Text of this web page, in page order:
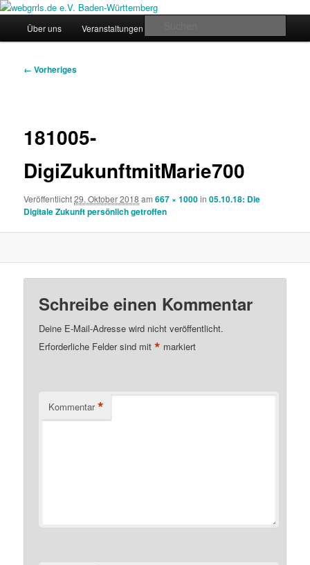
Zum
primären
webgrrls.de e.V. Baden-
Regiogruppe Baden-Württemberg der webgrrls.de e.V.
HauptmenüÜber uns Veranstaltungen
Bilder-
← Vorheriges
181005-
DigiZukunftmitMarie700
Veröffentlicht29. Oktober 2018 am667 × 1000in05.10.18: Die
Digitale Zukunft persönlich getroffen
Schreibe einen Kommentar
Deine E-Mail-Adresse wird nicht veröffentlicht.
Erforderliche Felder sind mit* markiert
Kommentar *